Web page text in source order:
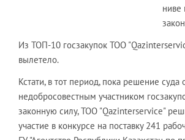
ниве
Из ТОП-10 госзакупок ТОО
вылетело.
Кстати, в тот период, пока решение суда
недобросовестным участником
законную силу, ТОО "Qazinterservice"
участие в конкурсе на поставку 241